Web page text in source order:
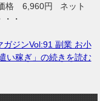
格 6,960円 ネット
・
ガジンVol:91 副業 お小
い稼ぎ」の続きを読む